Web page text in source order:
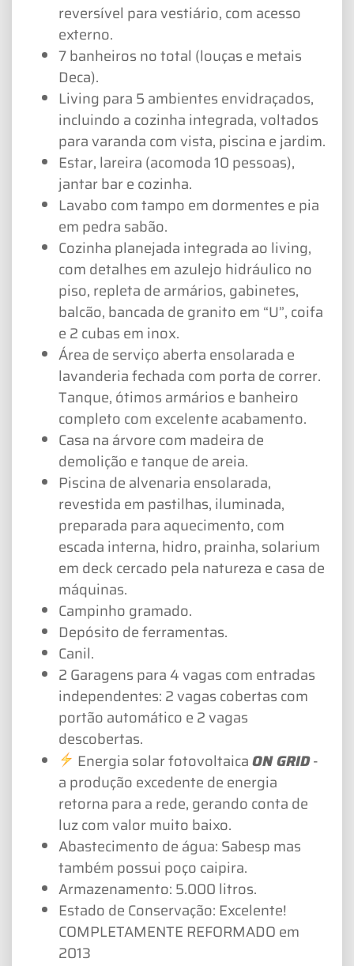
reversível para vestiário, com acesso
externo.
7 banheiros no total (louças e metais
Deca).
Living para 5 ambientes envidraçados,
incluindo a cozinha integrada, voltados
para varanda com vista, piscina e jardim.
Estar, lareira (acomoda 10 pessoas),
jantar bar e cozinha.
Lavabo com tampo em dormentes e pia
em pedra sabão.
Cozinha planejada integrada ao living,
com detalhes em azulejo hidráulico no
piso, repleta de armários, gabinetes,
balcão, bancada de granito em “U”, coifa
e 2 cubas em inox.
Área de serviço aberta ensolarada e
lavanderia fechada com porta de correr.
Tanque, ótimos armários e banheiro
completo com excelente acabamento.
Casa na árvore com madeira de
demolição e tanque de areia.
Piscina de alvenaria ensolarada,
revestida em pastilhas, iluminada,
preparada para aquecimento, com
escada interna, hidro, prainha, solarium
em deck cercado pela natureza e casa de
máquinas.
Campinho gramado.
Depósito de ferramentas.
Canil.
2 Garagens para 4 vagas com entradas
independentes: 2 vagas cobertas com
portão automático e 2 vagas
descobertas.
Energia solar fotovoltaicaON GRID-
a produção excedente de energia
retorna para a rede, gerando conta de
luz com valor muito baixo.
Abastecimento de água: Sabesp mas
também possui poço caipira.
Armazenamento: 5.000 litros.
Estado de Conservação: Excelente!
COMPLETAMENTE REFORMADO em
2013